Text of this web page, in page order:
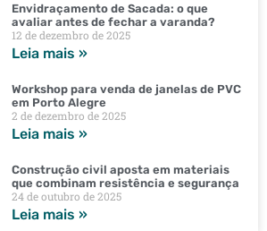
Envidraçamento de Sacada: o que
avaliar antes de fechar a varanda?
12 de dezembro de 2025
Leia mais »
Workshop para venda de janelas de PVC
em Porto Alegre
2 de dezembro de 2025
Leia mais »
Construção civil aposta em materiais
que combinam resistência e segurança
24 de outubro de 2025
Leia mais »